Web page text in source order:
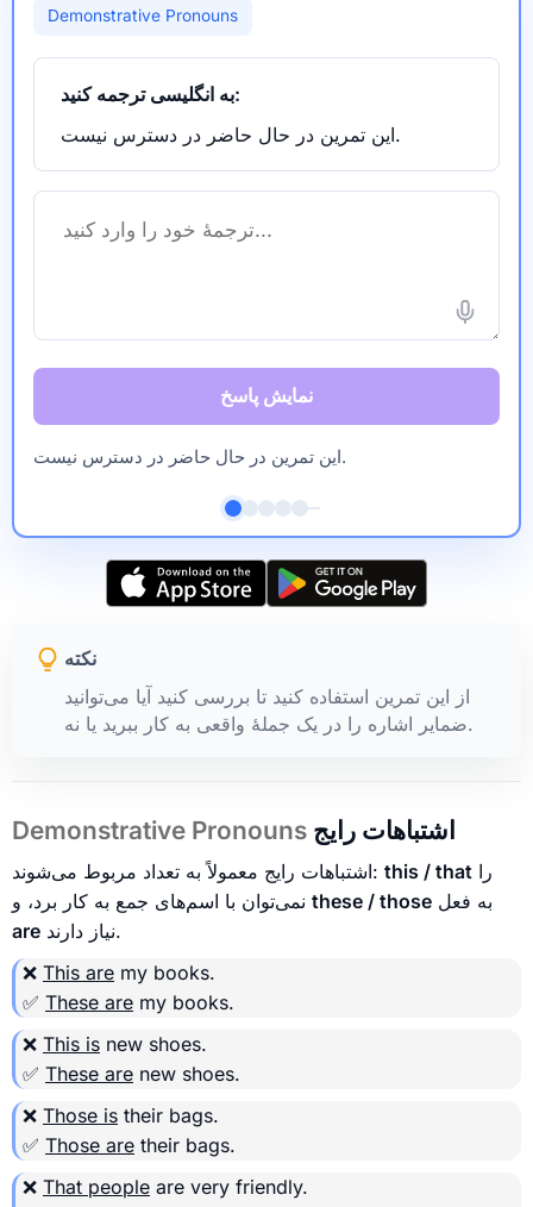
Demonstrative Pronouns
به انگلیسی ترجمه کنید:
این تمرین در حال حاضر در دسترس نیست.
نمایش پاسخ
این تمرین در حال حاضر در دسترس نیست.
نکته
از این تمرین استفاده کنید تا بررسی کنید آیا می‌توانید
ضمایر اشاره را در یک جملهٔ واقعی به کار ببرید یا نه.
Demonstrative Pronouns اشتباهات رایج
اشتباهات رایج معمولاً به تعداد مربوط می‌شوند: this / that
these / those به فعل
are
نیاز دارند.
❌ This are my books.
✅ These are my books.
❌ This is new shoes.
✅ These are new shoes.
❌ Those is their bags.
✅ Those are their bags.
❌ That people are very friendly.